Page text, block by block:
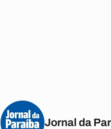
Jornal da